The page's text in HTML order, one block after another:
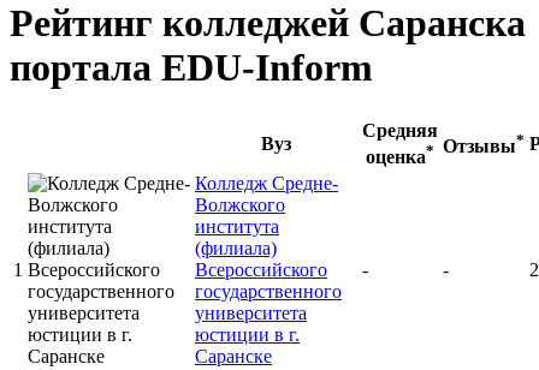
Рейтинг колледжей Саранска
портала EDU-Inform
Вуз
Средняя
оценка* Отзывы*
1
Колледж Средне-
Волжского
института
(филиала)
Всероссийского
государственного
университета
юстиции в г.
Саранске
- -